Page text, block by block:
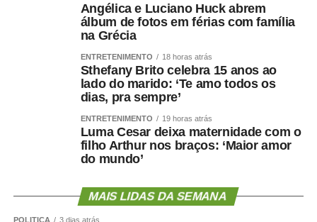
Angélica e Luciano Huck abrem
álbum de fotos em férias com família
na Grécia
ENTRETENIMENTO 18 horas atrás
Sthefany Brito celebra 15 anos ao
lado do marido: ‘Te amo todos os
dias, pra sempre’
ENTRETENIMENTO 19 horas atrás
Luma Cesar deixa maternidade com o
filho Arthur nos braços: ‘Maior amor
do mundo’
MAIS LIDAS DA SEMANA
POLÍTICA 3 dias atrás